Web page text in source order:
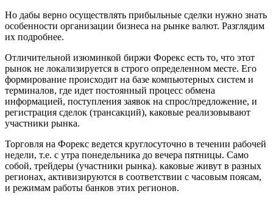
Но дабы верно осуществлять прибыльные сделки нужно знать
особенности организации бизнеса на рынке валют. Разглядим
их подробнее.
Отличительной изюминкой биржи Форекс есть то, что этот
рынок не локализируется в строго определенном месте. Его
формирование происходит на базе компьютерных систем и
терминалов, где идет постоянный процесс обмена
информацией, поступления заявок на спрос/предложение, и
регистрация сделок (трансакций), каковые реализовывают
участники рынка.
Торговля на Форекс ведется круглосуточно в течении рабочей
недели, т.е. с утра понедельника до вечера пятницы. Само
собой, трейдеры (участники рынка). каковые живут в разных
регионах, активизируются в соответствии с часовым поясам,
и режимам работы банков этих регионов.